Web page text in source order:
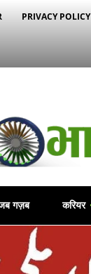
PRIVACY POLICY
गज़ब करियर